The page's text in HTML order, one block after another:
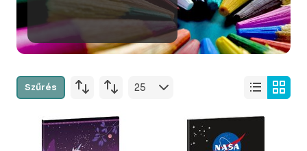
Szűrés